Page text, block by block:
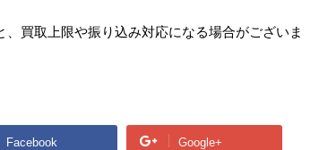
買取上限や振り込み対応になる場合がございま
Facebook Google+